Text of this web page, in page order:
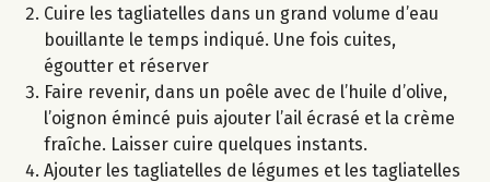
Cuire les tagliatelles dans un grand volume d’eau
bouillante le temps indiqué. Une fois cuites,
égoutter et réserver
Faire revenir, dans un poêle avec de l’huile d’olive,
l’oignon émincé puis ajouter l’ail écrasé et la crème
fraîche. Laisser cuire quelques instants.
Ajouter les tagliatelles de légumes et les tagliatelles